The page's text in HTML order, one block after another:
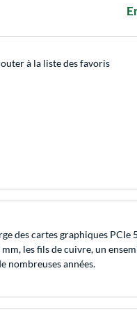
à la liste des favoris
des cartes graphiques
les fils de cuivre, un
nombreuses années.